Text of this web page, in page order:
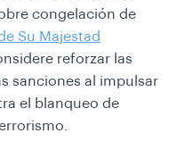
congelación de
Su Majestad
reforzar las
sanciones al impulsar
el blanqueo de